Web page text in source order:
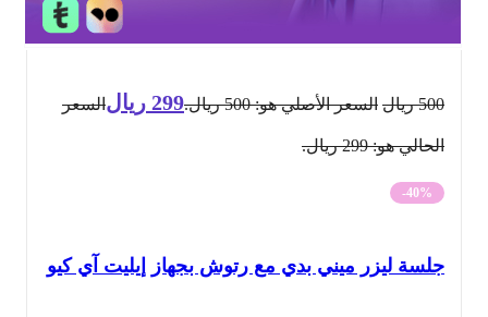
ريال السعر الأصلي هو: 500 ريال. 299 ريالالسعر
الحالي هو: 299 ريال.
-40%
جلسة ليزر ميني بدي مع رتوش بجهاز إيليت آي كيو